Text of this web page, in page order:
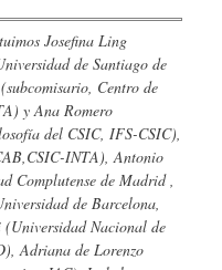
Josefina Ling
de Santiago de
Centro de
y Ana Romero
del CSIC, IFS-CSIC),
INTA), Antonio
Complutense de Madrid ,
de Barcelona,
Nacional de
Adriana de Lorenzo